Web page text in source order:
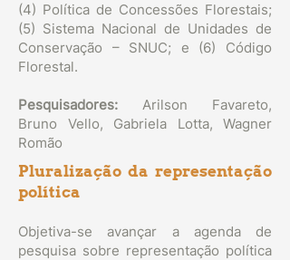
(4) Política de Concessões Florestais;
(5) Sistema Nacional de Unidades de
Conservação – SNUC; e (6) Código
Florestal.
Pesquisadores: Arilson Favareto,
Bruno Vello, Gabriela Lotta, Wagner
Romão
Pluralização da representação
política
Objetiva-se avançar a agenda de
pesquisa sobre representação política